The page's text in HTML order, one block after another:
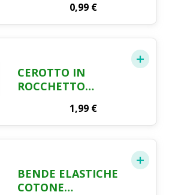
0,99 €
CEROTTO IN
ROCCHETTO
FARMA CRAI
1,99 €
BENDE ELASTICHE
COTONE